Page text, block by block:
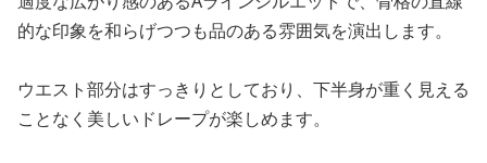
的な印象を和らげつつも品のある雰囲気を演出します。
ウエスト部分はすっきりとしており、下半身が重く見える
ことなく美しいドレープが楽しめます。